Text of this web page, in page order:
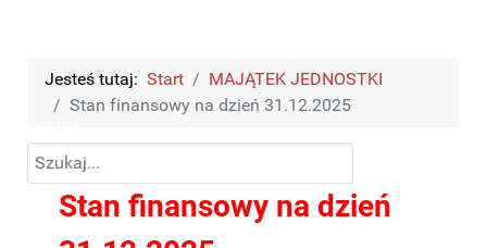
Jesteś tutaj: Start
MAJĄTEK JEDNOSTKI
Stan finansowy na dzień 31.12.2025
Stan finansowy na dzień